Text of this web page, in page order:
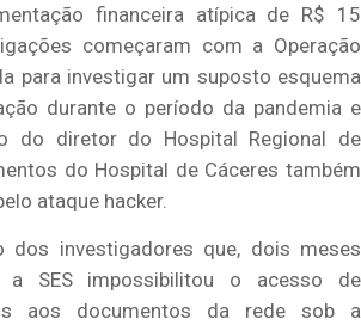
financeira atípica de R$ 15
começaram com a Operação
para investigar um suposto esquema
durante o período da pandemia e
do diretor do Hospital Regional de
do Hospital de Cáceres também
ataque hacker.
dos investigadores que, dois meses
a SES impossibilitou o acesso de
aos documentos da rede sob a